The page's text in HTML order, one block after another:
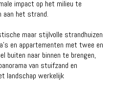
impact op het milieu te
aan het strand.
maar stijlvolle strandhuizen
en appartementen met twee en
buiten naar binnen te brengen,
van stuifzand en
landschap werkelijk